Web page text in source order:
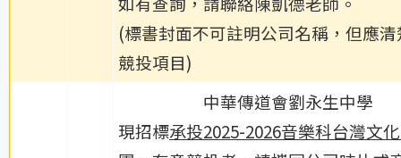
(標書封面不可註明公司名稱，但應
競投項目)
中華傳道會劉永生中學
現招標承投2025-2026音樂科台灣文